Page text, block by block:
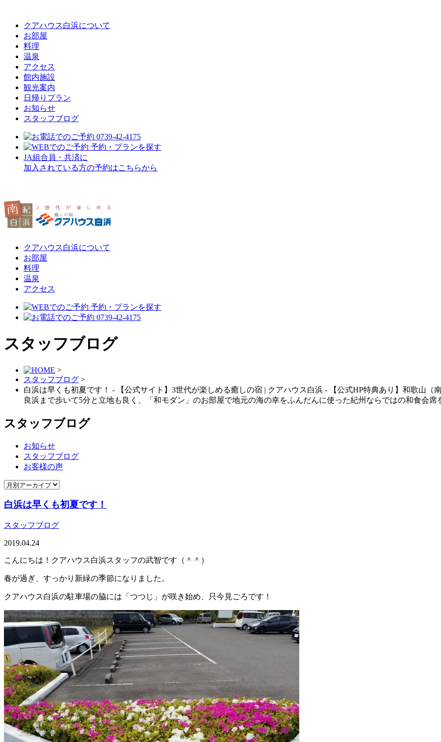
クアハウス白浜について
お部屋
料理
温泉
アクセス
館内施設
観光案内
⽇帰りプラン
お知らせ
スタッフブログ
JA組合員・共済に
加入されている方の予約はこちらから
クアハウス白浜について
お部屋
料理
温泉
アクセス
スタッフブログ
>
スタッフブログ >
白浜は早くも初夏です！ - 【公式サイト】3世代が楽しめる癒しの宿 | クアハウス白浜 - 【公式HP特典あり】和歌山
良浜まで歩いて5分と立地も良く、「和モダン」のお部屋で地元の海の幸をふんだんに使った紀州ならではの和⾷会席
スタッフブログ
お知らせ
スタッフブログ
お客様の声
白浜は早くも初夏です！
スタッフブログ
2019.04.24
こんにちは！クアハウス白浜スタッフの武智です（＾＾）
春が過ぎ、すっかり新緑の季節になりました。
クアハウス白浜の駐車場の脇には「つつじ」が咲き始め、只今見ごろです！